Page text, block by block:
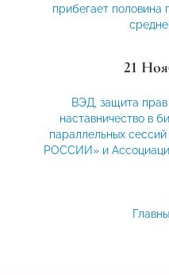
прибегает половина
21
ВЭД, защита
наставничество в
параллельных
РОССИИ» и